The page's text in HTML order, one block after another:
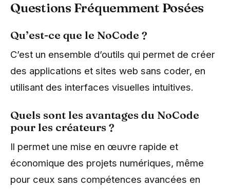
Questions Fréquemment Posées
Qu’est-ce que le NoCode ?
C’est un ensemble d’outils qui permet de créer
des applications et sites web sans coder, en
utilisant des interfaces visuelles intuitives.
Quels sont les avantages du NoCode
pour les créateurs ?
Il permet une mise en œuvre rapide et
économique des projets numériques, même
pour ceux sans compétences avancées en